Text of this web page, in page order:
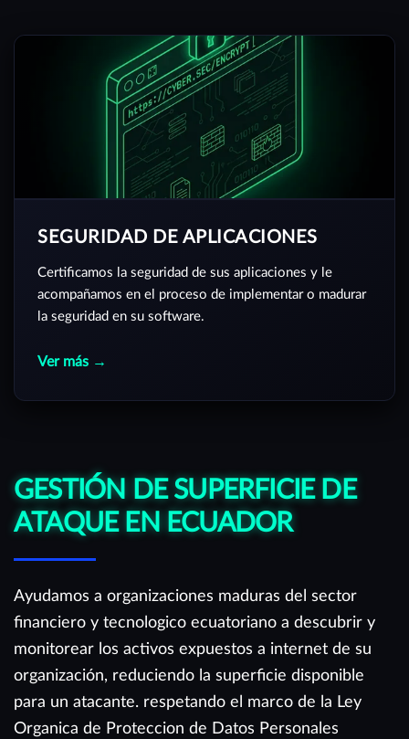
SEGURIDAD DE APLICACIONES
Certificamos la seguridad de sus aplicaciones y le
acompañamos en el proceso de implementar o madurar
la seguridad en su software.
Ver más →
GESTIÓN DE SUPERFICIE DE
ATAQUE EN ECUADOR
Ayudamos a organizaciones maduras del sector
financiero y tecnologico ecuatoriano a descubrir y
monitorear los activos expuestos a internet de su
organización, reduciendo la superficie disponible
para un atacante. respetando el marco de la Ley
Organica de Proteccion de Datos Personales